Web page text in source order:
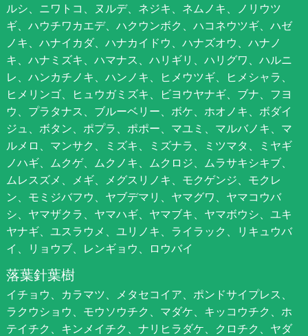
ルシ、ニワトコ、ヌルデ、ネジキ、ネムノキ、ノリウツ
ギ、ハウチワカエデ、ハクウンボク、ハコネウツギ、ハゼ
ノキ、ハナイカダ、ハナカイドウ、ハナズオウ、ハナノ
キ、ハナミズキ、ハマナス、ハリギリ、ハリグワ、ハルニ
レ、ハンカチノキ、ハンノキ、ヒメウツギ、ヒメシャラ、
ヒメリンゴ、ヒュウガミズキ、ビヨウヤナギ、ブナ、フヨ
ウ、プラタナス、ブルーベリー、ボケ、ホオノキ、ボダイ
ジュ、ボタン、ポプラ、ポポー、マユミ、マルバノキ、マ
ルメロ、マンサク、ミズキ、ミズナラ、ミツマタ、ミヤギ
ノハギ、ムクゲ、ムクノキ、ムクロジ、ムラサキシキブ、
ムレスズメ、メギ、メグスリノキ、モクゲンジ、モクレ
ン、モミジバフウ、ヤブデマリ、ヤマグワ、ヤマコウバ
シ、ヤマザクラ、ヤマハギ、ヤマブキ、ヤマボウシ、ユキ
ヤナギ、ユスラウメ、ユリノキ、ライラック、リキュウバ
イ、リョウブ、レンギョウ、ロウバイ
落葉針葉樹
イチョウ、カラマツ、メタセコイア、ポンドサイプレス、
ラクウショウ、モウソウチク、マダケ、キッコウチク、ホ
テイチク、キンメイチク、ナリヒラダケ、クロチク、ヤダ